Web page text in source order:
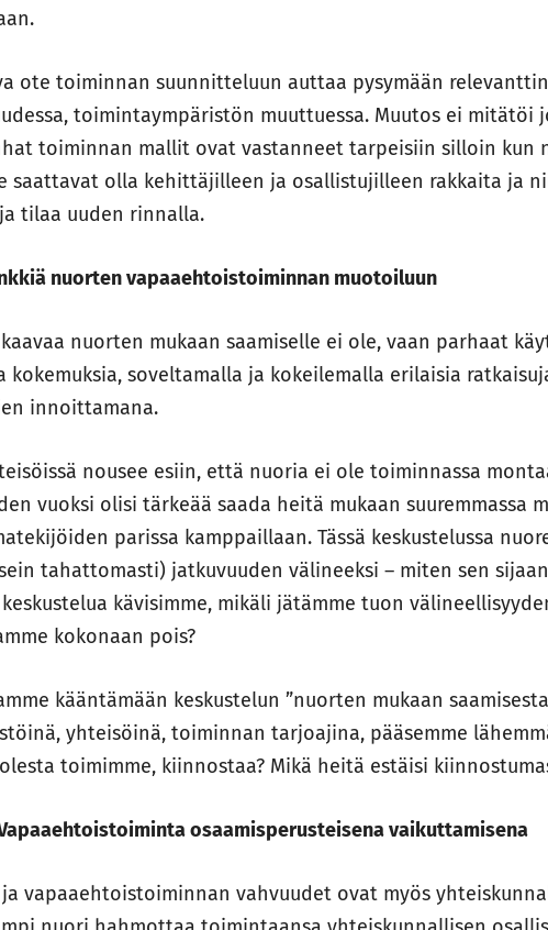
ote toiminnan suunnitteluun auttaa pysymään
toimintaympäristön muuttuessa. Muutos ei mitätöi
toiminnan mallit ovat vastanneet tarpeisiin silloin kun
saattavat olla kehittäjilleen ja osallistujilleen rakkaita ja
tilaa uuden rinnalla.
nuorten vapaaehtoistoiminnan muotoiluun
nuorten mukaan saamiselle ei ole, vaan parhaat
kokemuksia, soveltamalla ja kokeilemalla erilaisia
innoittamana.
nousee esiin, että nuoria ei ole toiminnassa
vuoksi olisi tärkeää saada heitä mukaan suuremmassa
parissa kamppaillaan. Tässä keskustelussa
tahattomasti) jatkuvuuden välineeksi – miten sen
kävisimme, mikäli jätämme tuon
kokonaan pois?
kääntämään keskustelun ”nuorten mukaan
yhteisöinä, toiminnan tarjoajina, pääsemme
toimimme, kiinnostaa? Mikä heitä estäisi
osaamisperusteisena vaikuttamisena
vapaaehtoistoiminnan vahvuudet ovat myös